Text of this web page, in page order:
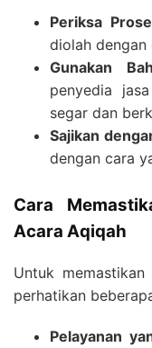
Periksa
diolah dengan
Gunakan
penyedia
segar dan
Sajikan
dengan cara
Cara
Acara Aqiqah
Untuk
perhatikan
Pelayanan